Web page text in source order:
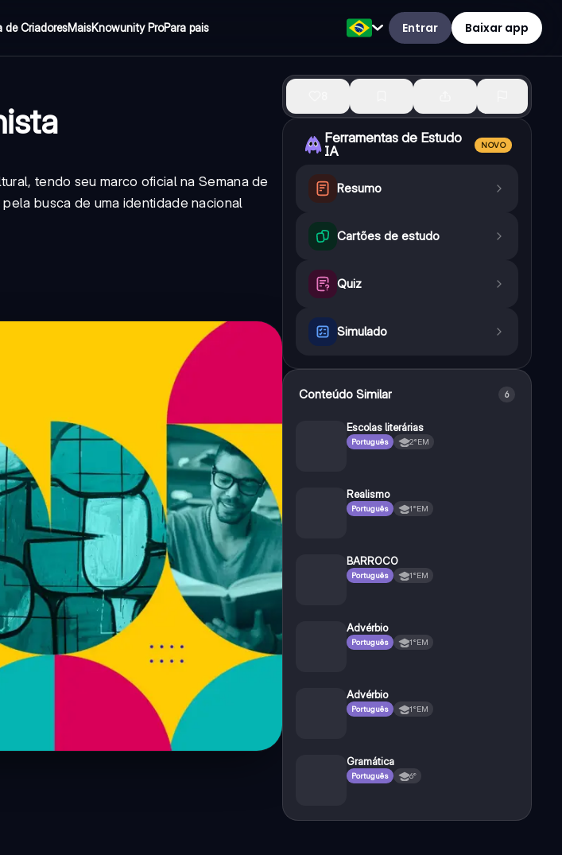
de CriadoresMaisKnowunity ProPara pais Entrar Baixar app
tendo seu marco oficial na Semana de
busca de uma identidade nacional
Ferramentas de Estudo
IA
NOVO
Resumo
Cartões de estudo
Quiz
Simulado
Conteúdo Similar 6
Escolas literárias
Português 2°EM
Realismo
Português 1°EM
BARROCO
Português 1°EM
Advérbio
Português 1°EM
Advérbio
Português 1°EM
Gramática
Português 6°